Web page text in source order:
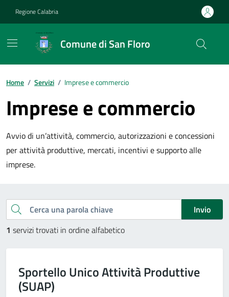
Regione Calabria
Comune di San Floro
Home / Servizi / Imprese e commercio
Imprese e commercio
Avvio di un’attività, commercio, autorizzazioni e concessioni
per attività produttive, mercati, incentivi e supporto alle
imprese.
Esplora tutti i servizi
Cerca una parola chiave
Invio
1 servizi trovati in ordine alfabetico
Sportello Unico Attività Produttive
(SUAP)